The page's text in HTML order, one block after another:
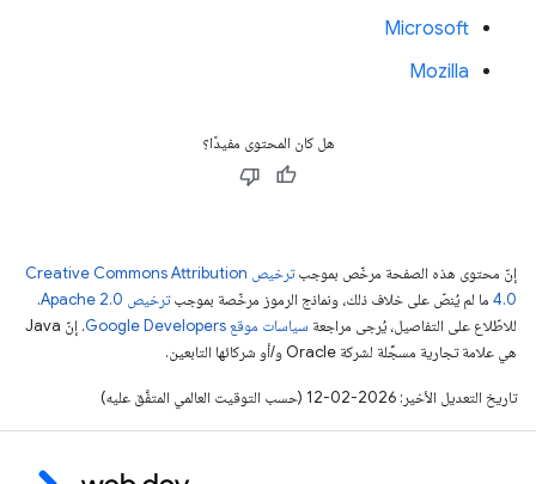
Microsoft
Mozilla
هل كان المحتوى مفيدًا؟
إنّ محتوى هذه الصفحة مرخّص بموجب
ترخيص Creative Commons Attribution
4.0‏ ما لم يُنصّ على خلاف ذلك، ونماذج الرموز مرخّصة بموجبترخيص Apache 2.0‏
.
للاطّلاع على التفاصيل، يُرجى مراجعة سياسات موقع Google Developers‏
. إنّ Java
هي علامة تجارية مسجَّلة لشركة Oracle و/أو شركائها التابعين.
تاريخ التعديل الأخير: 2026-02-12 (حسب التوقيت العالمي المتفَّق عليه)